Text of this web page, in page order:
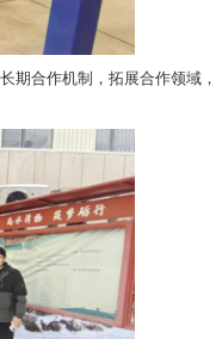
推动建立长期合作机制，